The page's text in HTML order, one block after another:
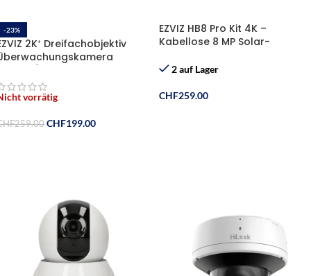
-23%
2K⁺ Dreifachobjektiv
mit 30m
KI
Auto-Tracking und aktive
vorrätig
259.00 CHF199.00
EZVIZ HB8 Pro Kit 4K –
Kabellose 8 MP Solar-
360° Sicht
2 auf Lager
CHF259.00